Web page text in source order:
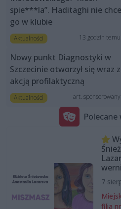
spie***la”. Haditaghi nie chce
go w klubie
Aktualności 13 godzin temu
Nowy punkt Diagnostyki w
Szczecinie otworzył się wraz z
akcją profilaktyczną
Aktualności art. sponsorowany
Polecane
7
filia